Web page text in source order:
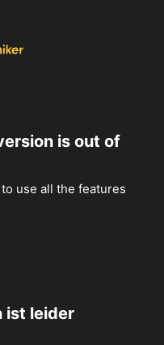
is out of
use all the features
ist leider